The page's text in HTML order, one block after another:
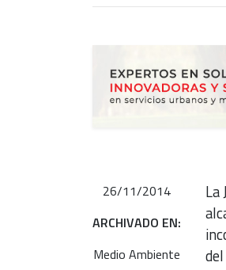
26/11/2014
ARCHIVADO EN:
Medio Ambiente
La